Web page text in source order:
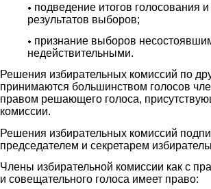
подведение итогов голосования
результатов выборов;
признание выборов
недействительными.
Решения избирательных комиссий по
принимаются большинством голосов
правом решающего голоса,
комиссии.
Решения избирательных комиссий
председателем и секретарем
Члены избирательной комиссии как с
и совещательного голоса имеет право: